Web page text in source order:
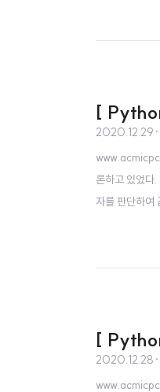
[
2020.12.29 ·
론하고 있었다
자를 판단하
[
2020.12.28 ·